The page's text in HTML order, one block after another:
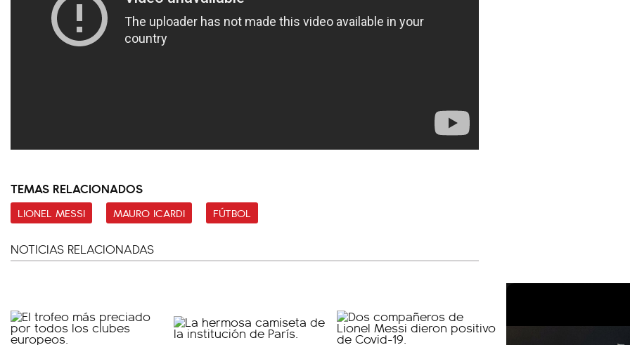
TEMAS RELACIONADOS
LIONEL MESSI MAURO ICARDI FÚTBOL
NOTICIAS RELACIONADAS